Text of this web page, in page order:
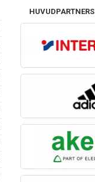
HUVUDPARTNERS